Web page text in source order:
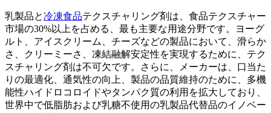
乳製品と冷凍食品テクスチャリング剤は、食品テクスチャー
市場の30%以上を占める、最も主要な用途分野です。ヨーグ
ルト、アイスクリーム、チーズなどの製品において、滑らか
さ、クリーミーさ、凍結融解安定性を実現するために、テク
スチャリング剤は不可欠です。さらに、メーカーは、口当た
りの最適化、通気性の向上、製品の品質維持のために、多機
能性ハイドロコロイドやタンパク質の利用を拡大しており、
世界中で低脂肪および乳糖不使用の乳製品代替品のイノベー